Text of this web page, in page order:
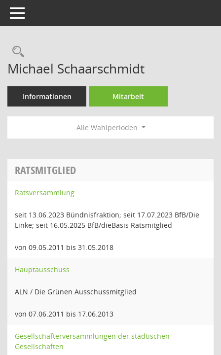
Toggle navigation
Rechercheauswahl
Michael Schaarschmidt
Informationen Mitarbeit
Alle Wahlperioden
RATSMITGLIED
Ratsversammlung
seit 13.06.2023 Bündnisfraktion; seit 17.07.2023 BfB/Die
Linke; seit 16.05.2025 BfB/dieBasis Ratsmitglied
von 09.05.2011 bis 31.05.2018
Hauptausschuss
ALN / Die Grünen Ausschussmitglied
von 07.06.2011 bis 17.06.2013
Gesellschafterversammlungen der städtischen
Gesellschaften